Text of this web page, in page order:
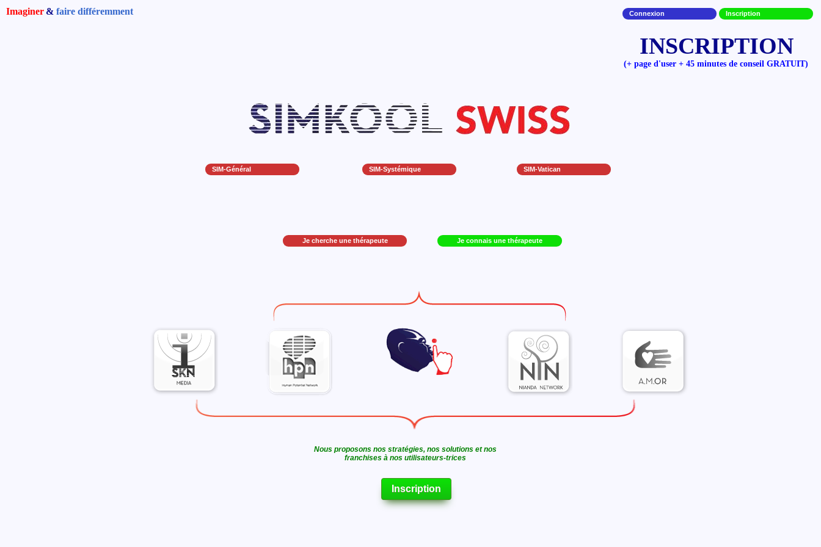
Imaginer & faire différemment Connexion Inscription
INSCRIPTION
(+ page d'user + 45 minutes de conseil GRATUIT)
SIM-Général SIM-Systémique SIM-Vatican
Je cherche une thérapeute Je connais une thérapeute
Nous proposons nos stratégies, nos solutions et nos
franchises à nos utilisateurs-trices
Inscription